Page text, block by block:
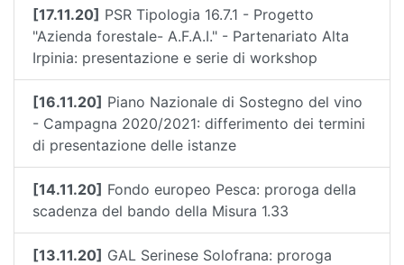
[17.11.20] PSR Tipologia 16.7.1 - Progetto
"Azienda forestale- A.F.A.I." - Partenariato Alta
Irpinia: presentazione e serie di workshop
[16.11.20] Piano Nazionale di Sostegno del vino
- Campagna 2020/2021: differimento dei termini
di presentazione delle istanze
[14.11.20] Fondo europeo Pesca: proroga della
scadenza del bando della Misura 1.33
[13.11.20] GAL Serinese Solofrana: proroga